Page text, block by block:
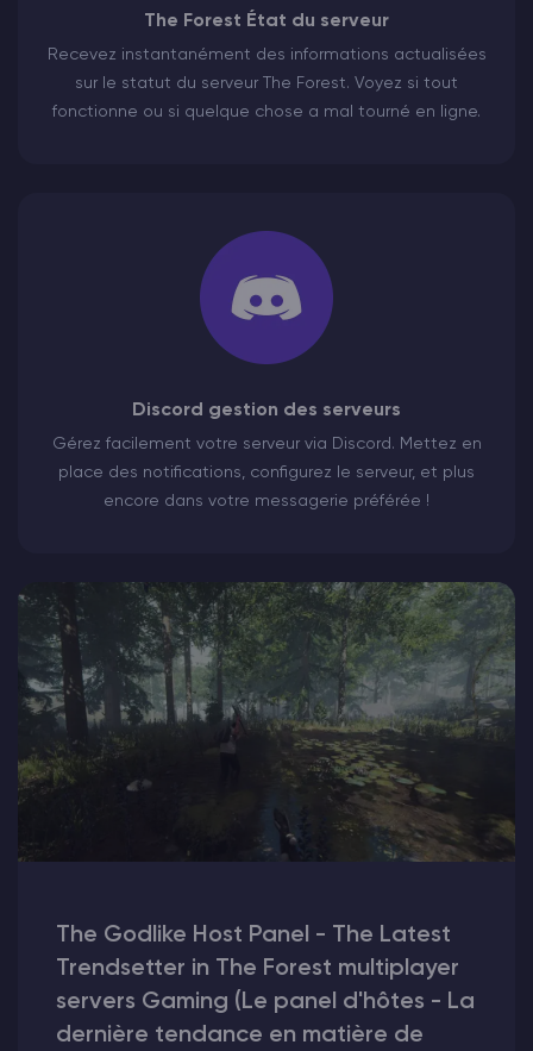
The Forest État du serveur
Recevez instantanément des informations actualisées
sur le statut du serveur The Forest. Voyez si tout
fonctionne ou si quelque chose a mal tourné en ligne.
Discord gestion des serveurs
Gérez facilement votre serveur via Discord. Mettez en
place des notifications, configurez le serveur, et plus
encore dans votre messagerie préférée !
The Godlike Host Panel - The Latest
Trendsetter in The Forest multiplayer
servers Gaming (Le panel d'hôtes - La
dernière tendance en matière de